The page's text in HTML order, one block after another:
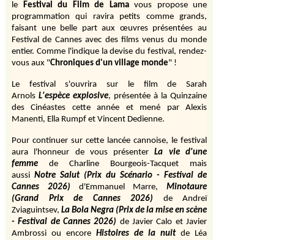
le Festival du Film de Lama vous propose une
programmation qui ravira petits comme grands,
faisant une belle part aux œuvres présentées au
Festival de Cannes avec des films venus du monde
entier. Comme l'indique la devise du festival, rendez-
vous aux "Chroniques d'un village monde" !
Le festival s'ouvrira sur le film de Sarah
Arnols L'espèce explosive, présentée à la Quinzaine
des Cinéastes cette année et mené par Alexis
Manenti, Ella Rumpf et Vincent Dedienne.
Pour continuer sur cette lancée cannoise, le festival
aura l'honneur de vous présenter
La vie d'une
femme
de Charline Bourgeois-Tacquet
mais
aussi Notre Salut (Prix du Scénario - Festival de
Cannes 2026)
d'Emmanuel Marre,
Minotaure
(Grand Prix de Cannes 2026)
de Andreï
Zviaguintsev, La Bola Negra (Prix de la mise en scène
- Festival de Cannes 2026) de Javier Calo et Javier
Ambrossi ou encore Histoires de la nuit de Léa